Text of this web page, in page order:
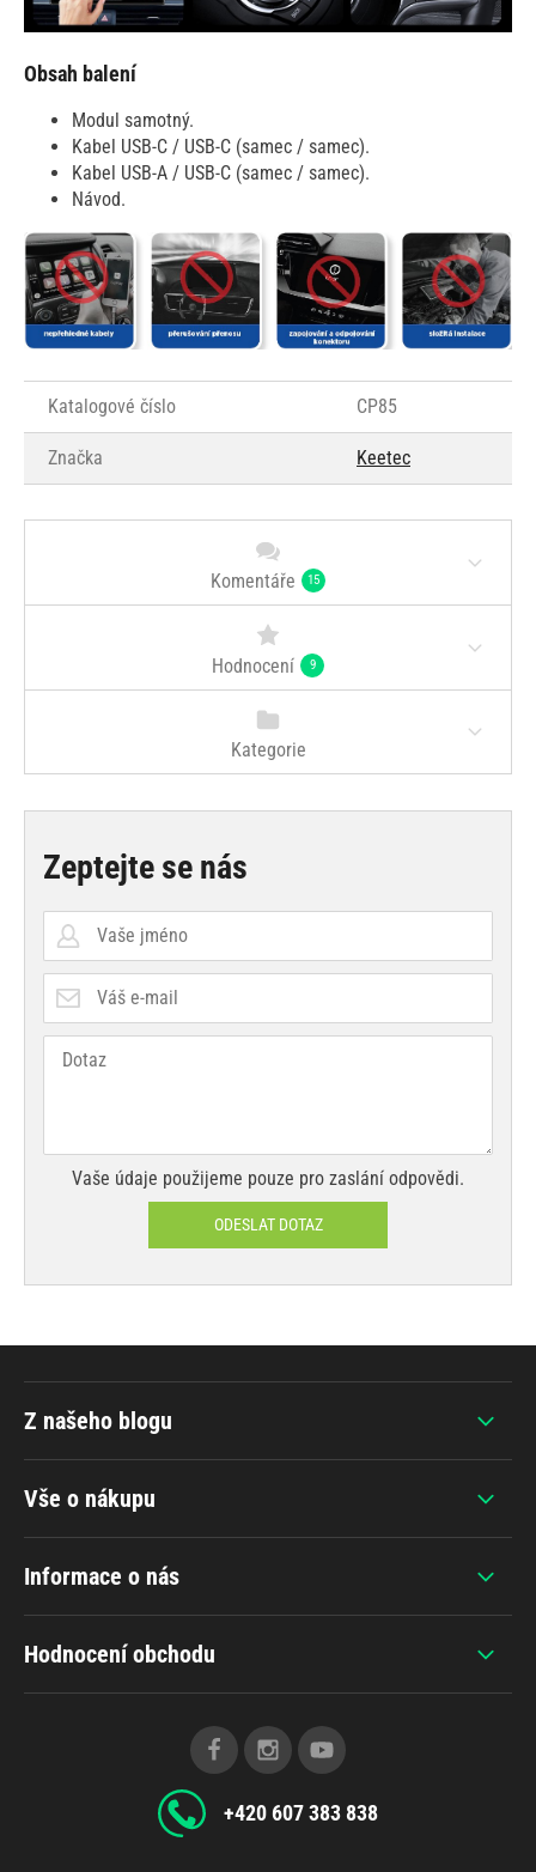
Obsah balení
Modul samotný.
Kabel USB-C / USB-C (samec / samec).
Kabel USB-A / USB-C (samec / samec).
Návod.
Katalogové číslo CP85
Značka Keetec
Komentáře 15
Hodnocení 9
Kategorie
Zeptejte se nás
Vaše údaje použijeme pouze pro zaslání odpovědi.
ODESLAT DOTAZ
Vše o nákupu
Informace o nás
Hodnocení obchodu
+420 607 383 838
Z našeho blogu